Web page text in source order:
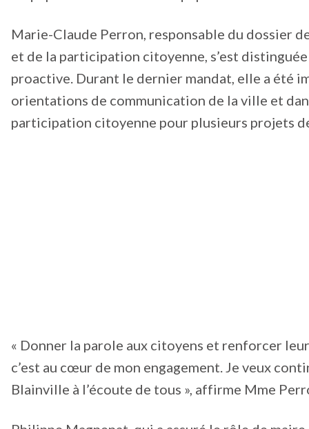
Marie-Claude Perron, responsable du dossier
et de la participation citoyenne, s’est
proactive. Durant le dernier mandat, elle a été
orientations de communication de la ville et
participation citoyenne pour plusieurs projets
« Donner la parole aux citoyens et renforcer
c’est au cœur de mon engagement. Je veux
Blainville à l’écoute de tous », affirme Mme